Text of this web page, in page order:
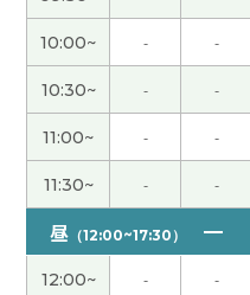
性 )
我的中文学习，主打一
谢！( 男性 )
广州是中国”首屈一指”
业城市。 あ 日本語の
いる。”屈指”に首（最
ゃないかな 感谢珠海
10:00~ - -
10:30~ - -
11:00~ - -
11:30~ - -
昼 （12:00~17:30）
12:00~ - -